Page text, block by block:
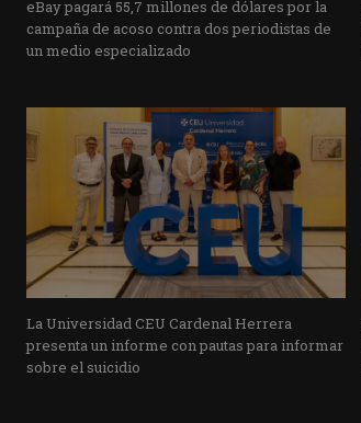
eBay pagará 55,7 millones de dólares por la
campaña de acoso contra dos periodistas de
un medio especializado
La Universidad CEU Cardenal Herrera
presenta un informe con pautas para informar
sobre el suicidio